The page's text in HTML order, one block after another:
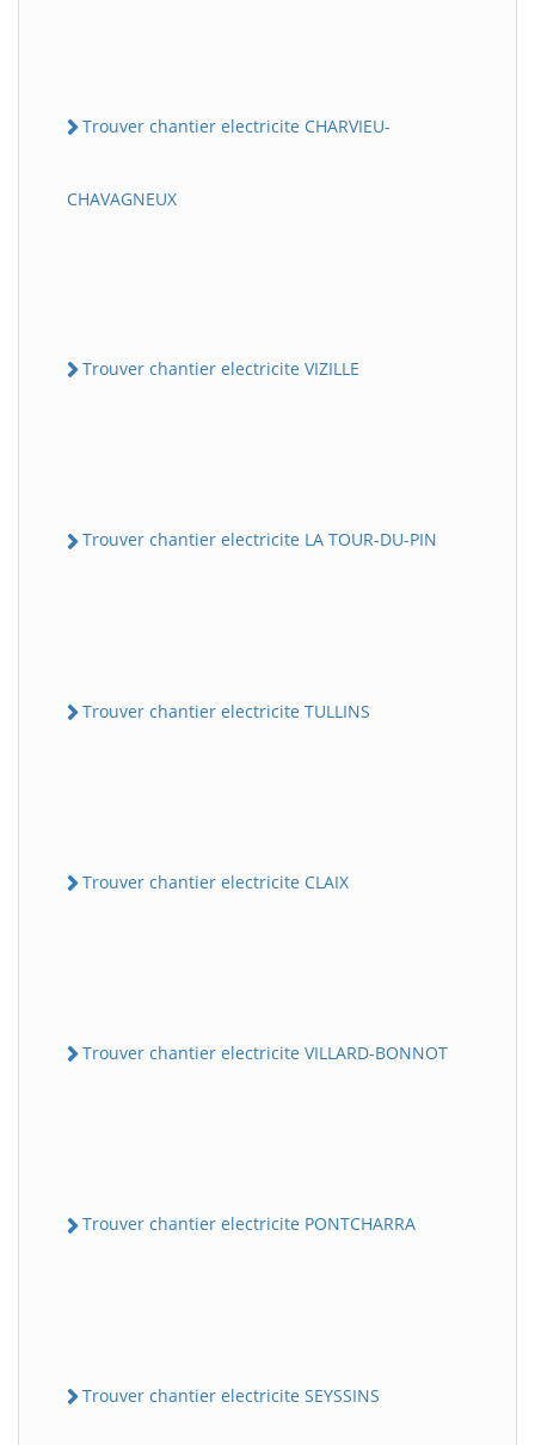
Trouver chantier electricite CHARVIEU-
CHAVAGNEUX
Trouver chantier electricite VIZILLE
Trouver chantier electricite LA TOUR-DU-PIN
Trouver chantier electricite TULLINS
Trouver chantier electricite CLAIX
Trouver chantier electricite VILLARD-BONNOT
Trouver chantier electricite PONTCHARRA
Trouver chantier electricite SEYSSINS